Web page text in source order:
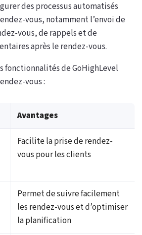
des processus automatisés
vous, notamment l’envoi de
vous, de rappels et de
après le rendez-vous.
fonctionnalités de GoHighLevel
vous :
Avantages
Facilite la prise de rendez-
vous pour les clients
Permet de suivre facilement
les rendez-vous et d’optimiser
la planification